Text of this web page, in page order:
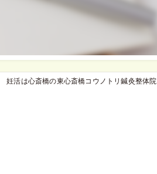
妊活は心斎橋の東心斎橋コウノトリ鍼灸整体院